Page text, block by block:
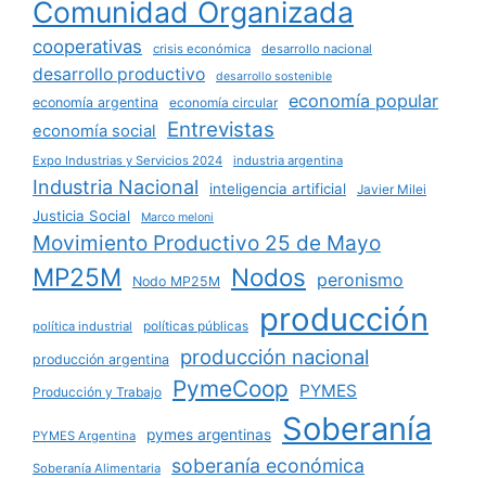
Comunidad Organizada
cooperativas crisis económica desarrollo nacional
desarrollo productivo desarrollo sostenible
economía argentina economía circular economía popular
economía social Entrevistas
Expo Industrias y Servicios 2024 industria argentina
Industria Nacional inteligencia artificial Javier Milei
Justicia Social Marco meloni
Movimiento Productivo 25 de Mayo
MP25M Nodo MP25M Nodos peronismo
política industrial políticas públicas producción
producción argentina producción nacional
Producción y Trabajo PymeCoop PYMES
PYMES Argentina pymes argentinas Soberanía
Soberanía Alimentaria soberanía económica